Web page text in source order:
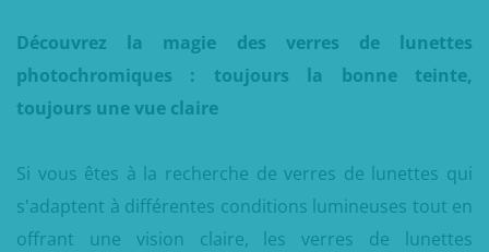
Découvrez la magie des verres de lunettes
photochromiques : toujours la bonne teinte,
toujours une vue claire
Si vous êtes à la recherche de verres de lunettes qui
s'adaptent à différentes conditions lumineuses tout en
offrant une vision claire, les verres de lunettes